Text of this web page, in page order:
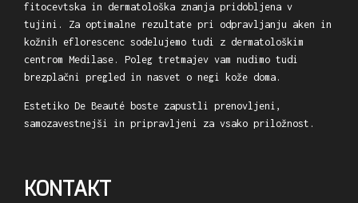
fitocevtska in dermatološka znanja pridobljena v
tujini. Za optimalne rezultate pri odpravljanju aken in
kožnih eflorescenc sodelujemo tudi z dermatološkim
centrom Medilase. Poleg tretmajev vam nudimo tudi
brezplačni pregled in nasvet o negi kože doma.
Estetiko De Beauté boste zapustli prenovljeni,
samozavestnejši in pripravljeni za vsako priložnost.
KONTAKT